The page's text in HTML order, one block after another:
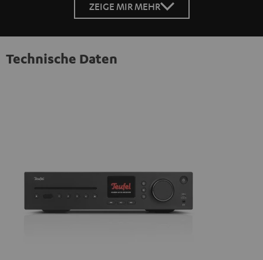
ZEIGE MIR MEHR
Technische Daten